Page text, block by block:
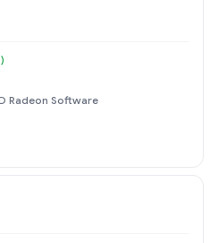
Radeon Software